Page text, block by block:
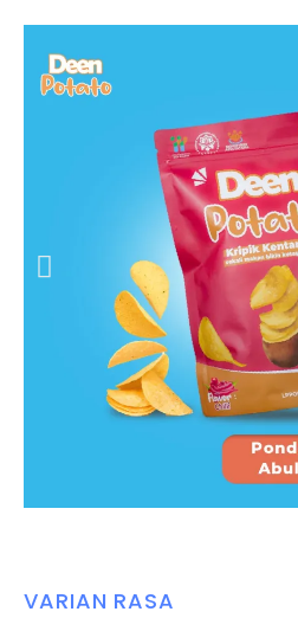
VARIAN RASA